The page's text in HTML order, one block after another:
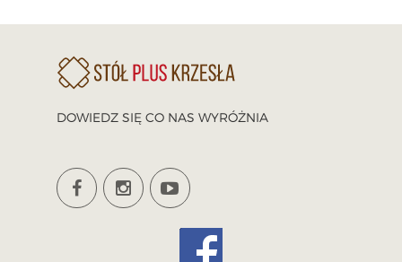
DOWIEDZ SIĘ CO NAS WYRÓŻNIA